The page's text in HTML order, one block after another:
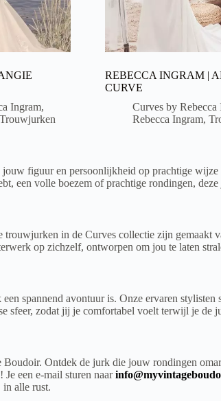
Ingram,
Trouwjurken
REBECCA INGRAM |
CURVE
Curves by Rebecca
Rebecca Ingram,
figuur en persoonlijkheid op prachtige
een volle boezem of prachtige rondingen,
in de Curves collectie zijn gemaakt
op zichzelf, ontworpen om jou te laten
spannend avontuur is. Onze ervaren stylisten
sfeer, zodat jij je comfortabel voelt terwijl je de
Ontdek de jurk die jouw rondingen
een e-mail sturen naar
in alle rust.